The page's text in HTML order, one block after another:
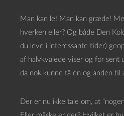
Man kan le! Man kan græde!
hverken eller? Og både Den
du leve i interessante tider)
af halvkvajede viser og for sent
da nok kunne få én og anden til
Der er nu ikke tale om, at